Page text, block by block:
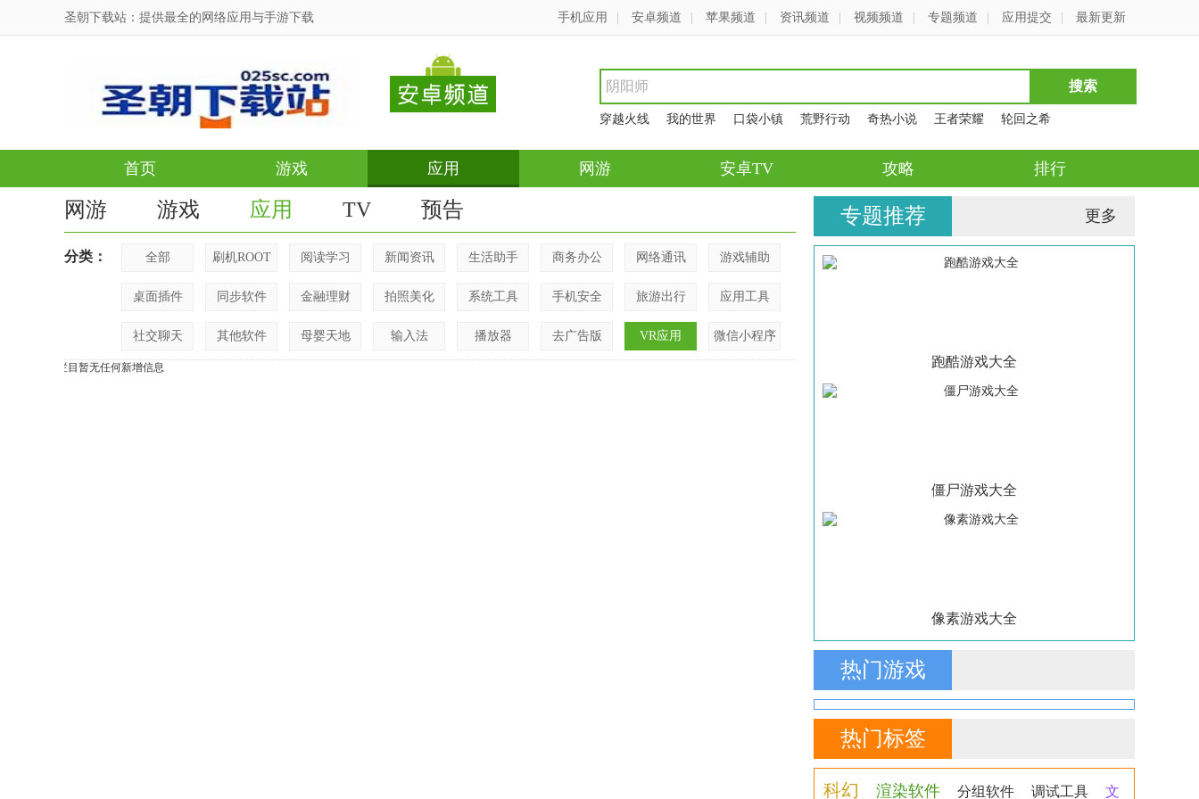
圣朝下载站：提供最全的网络应用与手游下载 手机应用 安卓频道 苹果频道 资讯频道 视频频道 专题频道 应用提交 最新更新
穿越火线 我的世界 口袋小镇 荒野行动 奇热小说 王者荣耀 轮回之希
首页 游戏 应用 网游 安卓TV 攻略 排行
网游 游戏 应用 TV 预告
分类： 全部 刷机ROOT 阅读学习 新闻资讯 生活助手 商务办公 网络通讯 游戏辅助
桌面插件 同步软件 金融理财 拍照美化 系统工具 手机安全 旅游出行 应用工具
社交聊天 其他软件 母婴天地 输入法 播放器 去广告版 VR应用 微信小程序
此栏目暂无任何新增信息
专题推荐 更多
跑酷游戏大全
僵尸游戏大全
像素游戏大全
热门游戏
热门标签
科幻 渲染软件 分组软件 调试工具 文